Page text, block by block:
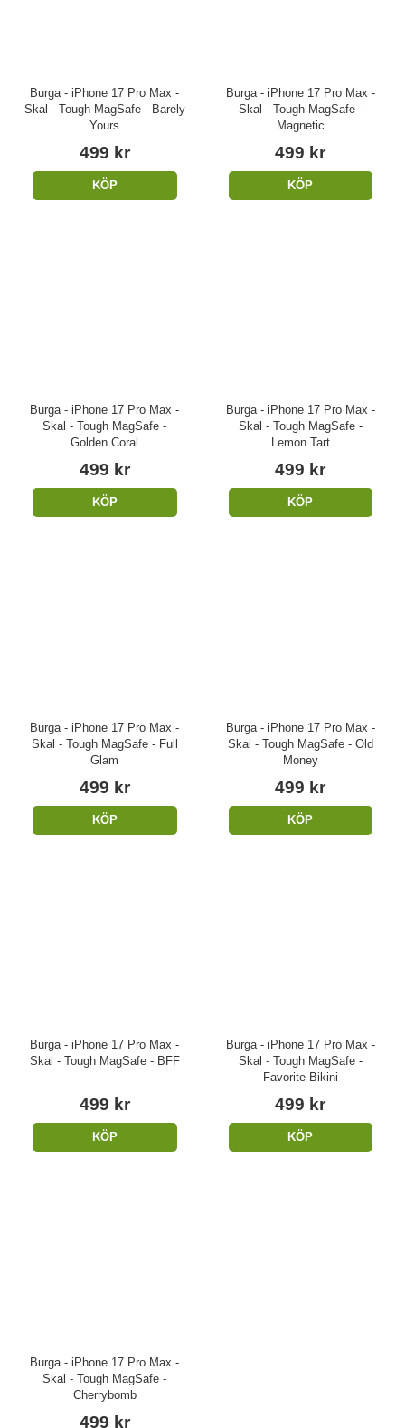
Burga - iPhone 17 Pro Max -
Skal - Tough MagSafe - Barely
Yours
499 kr
KÖP
Burga - iPhone 17 Pro Max -
Skal - Tough MagSafe -
Magnetic
499 kr
KÖP
Burga - iPhone 17 Pro Max -
Skal - Tough MagSafe -
Golden Coral
499 kr
KÖP
Burga - iPhone 17 Pro Max -
Skal - Tough MagSafe -
Lemon Tart
499 kr
KÖP
Burga - iPhone 17 Pro Max -
Skal - Tough MagSafe - Full
Glam
499 kr
KÖP
Burga - iPhone 17 Pro Max -
Skal - Tough MagSafe - Old
Money
499 kr
KÖP
Burga - iPhone 17 Pro Max -
Skal - Tough MagSafe - BFF
499 kr
KÖP
Burga - iPhone 17 Pro Max -
Skal - Tough MagSafe -
Favorite Bikini
499 kr
KÖP
Burga - iPhone 17 Pro Max -
Skal - Tough MagSafe -
Cherrybomb
499 kr